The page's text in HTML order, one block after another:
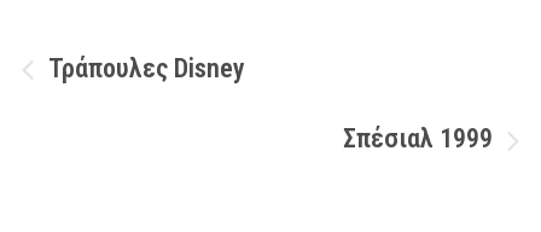
Πλοήγηση
Τράπουλες Disney
Σπέσιαλ 1999